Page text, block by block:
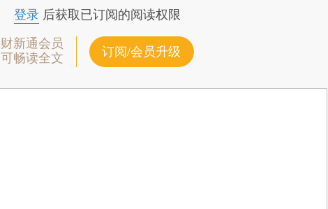
登录后获取已订阅的阅读权限
财新通会员
可畅读全文
订阅/会员升级